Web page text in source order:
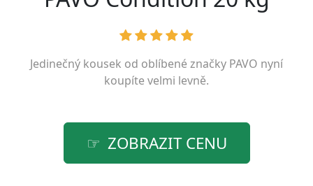
Jedinečný kousek od oblíbené značky PAVO nyní
koupíte velmi levně.
ZOBRAZIT CENU